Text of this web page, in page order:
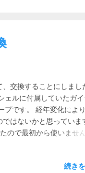
思っていましたが甘い
の粘着材のところにほ
思うと。 はっきり「と
気がします 3か月ごと
まあでも、換気扇の掃
ことでしょう。
交換することにしまし
ェルに付属していたガイ
プです。 経年変化によ
はないかと思っていま
ので最初から使いません
右の3mmは別用途 カッ
続き